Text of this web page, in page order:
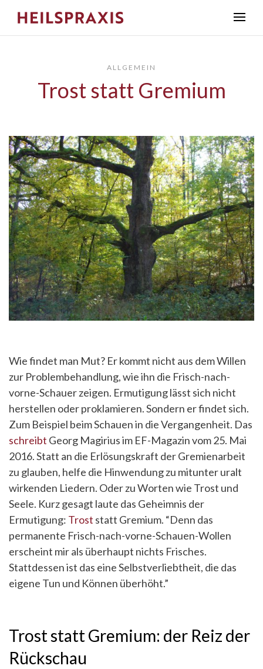
ALLGEMEIN
Trost statt Gremium
Wie findet man Mut? Er kommt nicht aus dem Willen
zur Problembehandlung, wie ihn die Frisch-nach-
vorne-Schauer zeigen. Ermutigung lässt sich nicht
herstellen oder proklamieren. Sondern er findet sich.
Zum Beispiel beim Schauen in die Vergangenheit. Das
schreibt Georg Magirius im EF-Magazin vom 25. Mai
2016. Statt an die Erlösungskraft der Gremienarbeit
zu glauben, helfe die Hinwendung zu mitunter uralt
wirkenden Liedern. Oder zu Worten wie Trost und
Seele. Kurz gesagt laute das Geheimnis der
Ermutigung: Trost statt Gremium. “Denn das
permanente Frisch-nach-vorne-Schauen-Wollen
erscheint mir als überhaupt nichts Frisches.
Stattdessen ist das eine Selbstverliebtheit, die das
eigene Tun und Können überhöht.”
Trost statt Gremium: der Reiz der
Rückschau